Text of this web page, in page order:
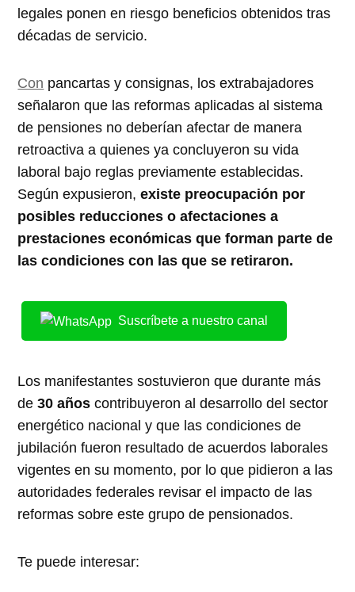
legales ponen en riesgo beneficios obtenidos tras
décadas de servicio.
Con pancartas y consignas, los extrabajadores
señalaron que las reformas aplicadas al sistema
de pensiones no deberían afectar de manera
retroactiva a quienes ya concluyeron su vida
laboral bajo reglas previamente establecidas.
Según expusieron,existe preocupación por
posibles reducciones o afectaciones a
prestaciones económicas que forman parte de
las condiciones con las que se retiraron.
Suscríbete a nuestro canal
Los manifestantes sostuvieron que durante más
de30 años contribuyeron al desarrollo del sector
energético nacional y que las condiciones de
jubilación fueron resultado de acuerdos laborales
vigentes en su momento, por lo que pidieron a las
autoridades federales revisar el impacto de las
reformas sobre este grupo de pensionados.
Te puede interesar: